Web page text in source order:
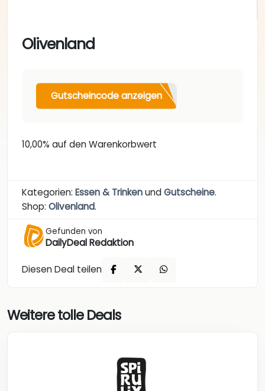
Olivenland
Gutscheincode anzeigen
10,00% auf den Warenkorbwert
Kategorien: Essen & TrinkenundGutscheine.
Shop: Olivenland.
Gefunden von
DailyDeal Redaktion
Diesen Deal teilen
Weitere tolle Deals